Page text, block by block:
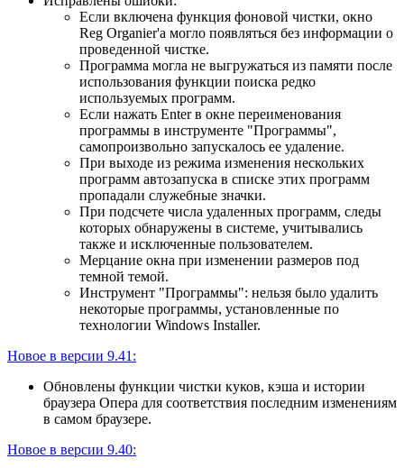
Если включена функция фоновой чистки, окно
Reg Organier'а могло появляться без информации о
проведенной чистке.
Программа могла не выгружаться из памяти после
использования функции поиска редко
используемых программ.
Если нажать Enter в окне переименования
программы в инструменте "Программы",
самопроизвольно запускалось ее удаление.
При выходе из режима изменения нескольких
программ автозапуска в списке этих программ
пропадали служебные значки.
При подсчете числа удаленных программ, следы
которых обнаружены в системе, учитывались
также и исключенные пользователем.
Мерцание окна при изменении размеров под
темной темой.
Инструмент "Программы": нельзя было удалить
некоторые программы, установленные по
технологии Windows Installer.
Новое в версии 9.41:
Обновлены функции чистки куков, кэша и истории
браузера Опера для соответствия последним изменениям
в самом браузере.
Новое в версии 9.40: